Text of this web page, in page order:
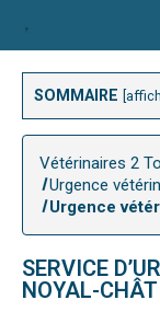
SOMMAIRE
Vétérinaires 2
Urgence
Urgence
SERVICE
NOYAL-